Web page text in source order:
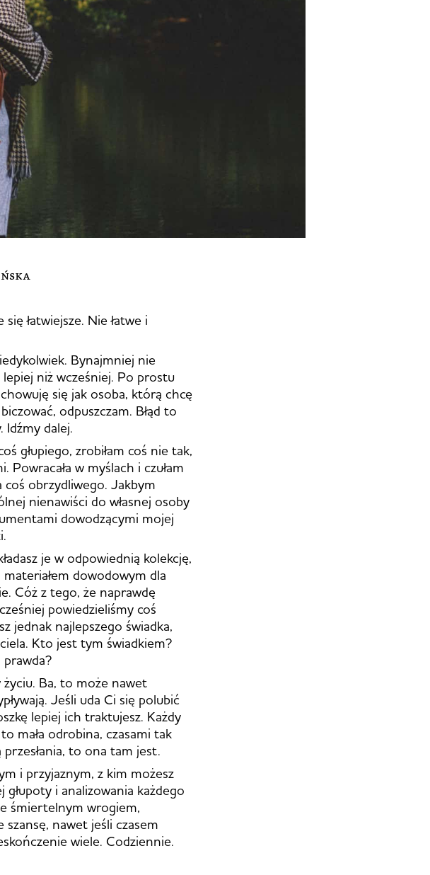
łatwiejsze. Nie łatwe i
Bynajmniej nie
niż wcześniej. Po prostu
się jak osoba, którą chcę
odpuszczam. Błąd to
Idźmy dalej.
głupiego, zrobiłam coś nie tak,
w myślach i czułam
coś obrzydliwego. Jakbym
nienawiści do własnej osoby
dowodzącymi mojej
je w odpowiednią kolekcję,
dowodowym dla
Cóż z tego, że naprawdę
powiedzieliśmy coś
jednak najlepszego świadka,
Kto jest tym świadkiem?
Ba, to może nawet
Jeśli uda Ci się polubić
lepiej ich traktujesz. Każdy
mała odrobina, czasami tak
to ona tam jest.
i przyjaznym, z kim możesz
i analizowania każdego
śmiertelnym wrogiem,
nawet jeśli czasem
wiele. Codziennie.